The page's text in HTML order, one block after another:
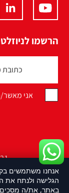
הרשמו
אני מאשר/
2021 ארקו
הגלישה ולנתח את
באתר, את/ה